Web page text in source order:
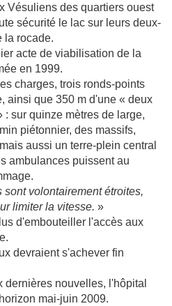
Vésuliens des quartiers ouest
sécurité le lac sur leurs deux-
la rocade.
acte de viabilisation de la
en 1999.
charges, trois ronds-points
ainsi que 350 m d'une « deux
sur quinze mètres de large,
piétonnier, des massifs,
aussi un terre-plein central
ambulances puissent au
volontairement étroites,
limiter la vitesse. »
d'embouteiller l'accès aux
devraient s'achever fin
nouvelles, l'hôpital
mai-juin 2009.